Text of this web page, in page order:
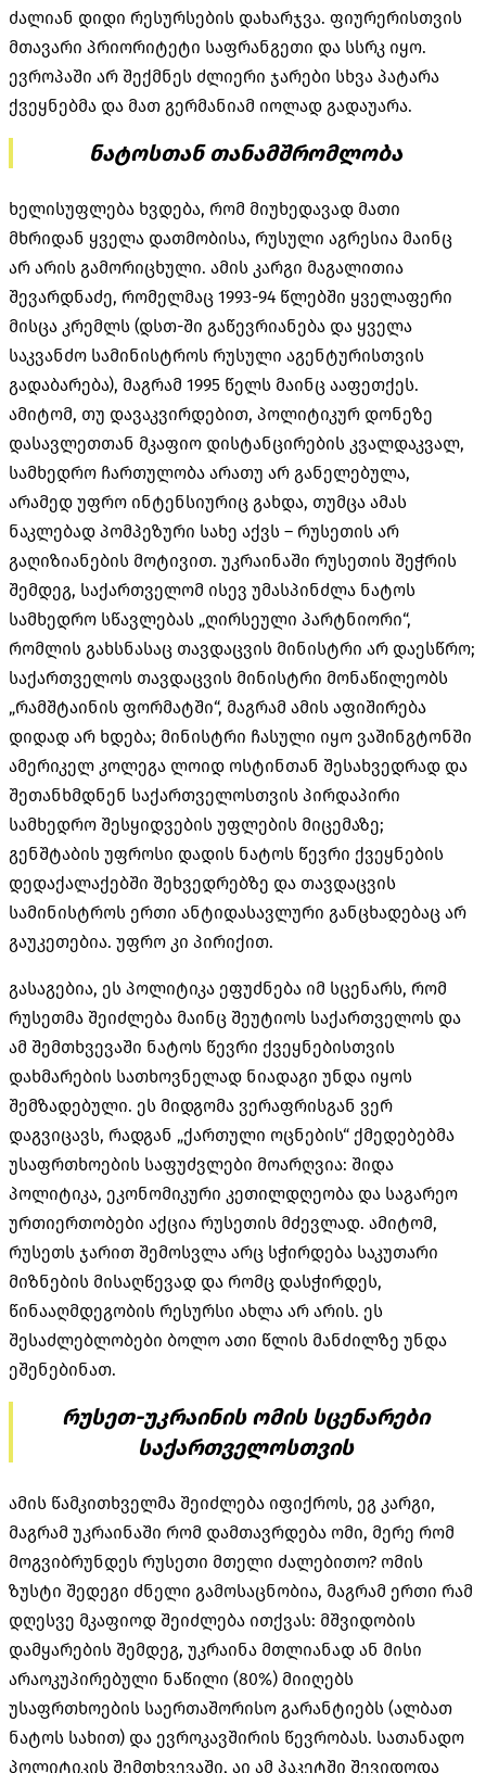
ძალიან დიდი რესურსების დახარჯვა. ფიურერისთვის
მთავარი პრიორიტეტი საფრანგეთი და სსრკ იყო.
ევროპაში არ შექმნეს ძლიერი ჯარები სხვა პატარა
ქვეყნებმა და მათ გერმანიამ იოლად გადაუარა.
ნატოსთან თანამშრომლობა
ხელისუფლება ხვდება, რომ მიუხედავად მათი
მხრიდან ყველა დათმობისა, რუსული აგრესია მაინც
არ არის გამორიცხული. ამის კარგი მაგალითია
შევარდნაძე, რომელმაც 1993-94 წლებში ყველაფერი
მისცა კრემლს (დსთ-ში გაწევრიანება და ყველა
საკვანძო სამინისტროს რუსული აგენტურისთვის
გადაბარება), მაგრამ 1995 წელს მაინც ააფეთქეს.
ამიტომ, თუ დავაკვირდებით, პოლიტიკურ დონეზე
დასავლეთთან მკაფიო დისტანცირების კვალდაკვალ,
სამხედრო ჩართულობა არათუ არ განელებულა,
არამედ უფრო ინტენსიურიც გახდა, თუმცა ამას
ნაკლებად პომპეზური სახე აქვს – რუსეთის არ
გაღიზიანების მოტივით. უკრაინაში რუსეთის შეჭრის
შემდეგ, საქართველომ ისევ უმასპინძლა ნატოს
სამხედრო სწავლებას „ღირსეული პარტნიორი“,
რომლის გახსნასაც თავდაცვის მინისტრი არ დაესწრო;
საქართველოს თავდაცვის მინისტრი მონაწილეობს
„რამშტაინის ფორმატში“, მაგრამ ამის აფიშირება
დიდად არ ხდება; მინისტრი ჩასული იყო ვაშინგტონში
ამერიკელ კოლეგა ლოიდ ოსტინთან შესახვედრად და
შეთანხმდნენ საქართველოსთვის პირდაპირი
სამხედრო შესყიდვების უფლების მიცემაზე;
გენშტაბის უფროსი დადის ნატოს წევრი ქვეყნების
დედაქალაქებში შეხვედრებზე და თავდაცვის
სამინისტროს ერთი ანტიდასავლური განცხადებაც არ
გაუკეთებია. უფრო კი პირიქით.
გასაგებია, ეს პოლიტიკა ეფუძნება იმ სცენარს, რომ
რუსეთმა შეიძლება მაინც შეუტიოს საქართველოს და
ამ შემთხვევაში ნატოს წევრი ქვეყნებისთვის
დახმარების სათხოვნელად ნიადაგი უნდა იყოს
შემზადებული. ეს მიდგომა ვერაფრისგან ვერ
დაგვიცავს, რადგან „ქართული ოცნების“ ქმედებებმა
უსაფრთხოების საფუძვლები მოარღვია: შიდა
პოლიტიკა, ეკონომიკური კეთილდღეობა და საგარეო
ურთიერთობები აქცია რუსეთის მძევლად. ამიტომ,
რუსეთს ჯარით შემოსვლა არც სჭირდება საკუთარი
მიზნების მისაღწევად და რომც დასჭირდეს,
წინააღმდეგობის რესურსი ახლა არ არის. ეს
შესაძლებლობები ბოლო ათი წლის მანძილზე უნდა
ეშენებინათ.
რუსეთ-უკრაინის ომის სცენარები
საქართველოსთვის
ამის წამკითხველმა შეიძლება იფიქროს, ეგ კარგი,
მაგრამ უკრაინაში რომ დამთავრდება ომი, მერე რომ
მოგვიბრუნდეს რუსეთი მთელი ძალებითო? ომის
ზუსტი შედეგი ძნელი გამოსაცნობია, მაგრამ ერთი რამ
დღესვე მკაფიოდ შეიძლება ითქვას: მშვიდობის
დამყარების შემდეგ, უკრაინა მთლიანად ან მისი
არაოკუპირებული ნაწილი (80%) მიიღებს
უსაფრთხოების საერთაშორისო გარანტიებს (ალბათ
ნატოს სახით) და ევროკავშირის წევრობას. სათანადო
პოლიტიკის შემთხვევაში, აი ამ პაკეტში შევიდოდა